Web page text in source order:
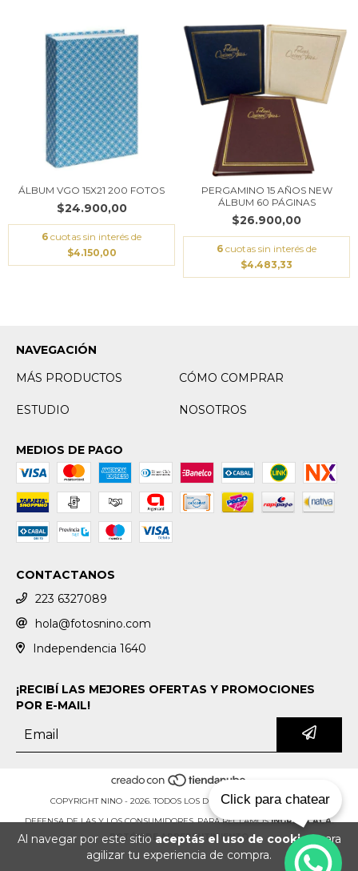
Al navegar por este sitio aceptás el uso de cookiespara
agilizar tu experiencia de compra.
ÁLBUM VGO 15X21 200 FOTOS
$24.900,00
6 cuotas sin interés de
$4.150,00
PERGAMINO 15 AÑOS NEW
ÁLBUM 60 PÁGINAS
$26.900,00
6 cuotas sin interés de
$4.483,33
NAVEGACIÓN
MÁS PRODUCTOS
CÓMO COMPRAR
ESTUDIO NOSOTROS
MEDIOS DE PAGO
CONTACTANOS
223 6327089
hola@fotosnino.com
Independencia 1640
¡RECIBÍ LAS MEJORES OFERTAS Y PROMOCIONES
POR E-MAIL!
COPYRIGHT NINO - 2026. TODOS LOS DERECHOS RESERVADOS.
DEFENSA DE LAS Y LOS CONSUMIDORES. PARA RECLAMOS INGRESÁ ACÁ.
BOTÓN DE ARREPENTIMIENTO
Click para chatear